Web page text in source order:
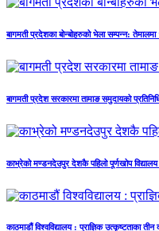
बागमती प्रदेशका बोन्बोहरुको भेला सम्पन्न: तेमालमा
बागमती प्रदेश सरकारमा तामाङ समुदायको
काभ्रेको मण्डनदेउपुर देशकै पहिलो पूर्णखोप
काठमाडौं विश्वविद्यालय : प्राज्ञिक उत्कृष्टताका